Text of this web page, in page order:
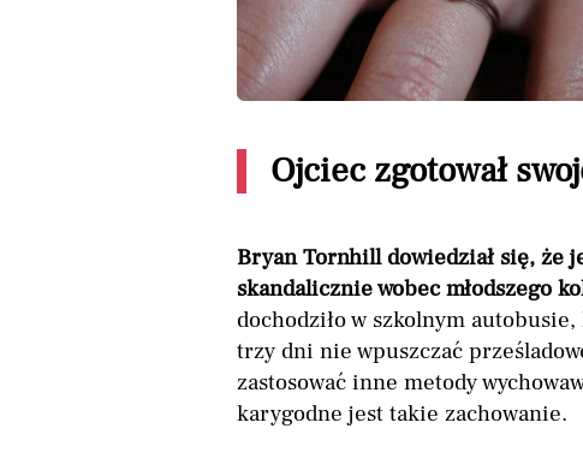
Ojciec zgotował
Bryan Tornhill dowiedział się, że
skandalicznie wobec młodszego
dochodziło w szkolnym
trzy dni nie wpuszczać
zastosować inne metody
karygodne jest takie zachowanie.